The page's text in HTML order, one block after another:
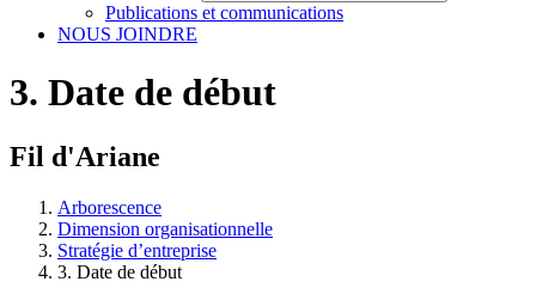
Publications et communications
NOUS JOINDRE
3. Date de début
Fil d'Ariane
Arborescence
Dimension organisationnelle
Stratégie d’entreprise
3. Date de début